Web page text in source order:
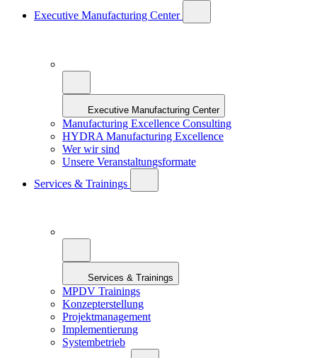
Executive Manufacturing Center
Executive Manufacturing Center
Manufacturing Excellence Consulting
HYDRA Manufacturing Excellence
Wer wir sind
Unsere Veranstaltungsformate
Services & Trainings
Services & Trainings
MPDV Trainings
Konzepterstellung
Projektmanagement
Implementierung
Systembetrieb